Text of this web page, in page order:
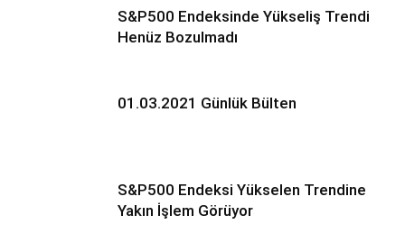
S&P500 Endeksinde Yükseliş Trendi
Henüz Bozulmadı
01.03.2021 Günlük Bülten
S&P500 Endeksi Yükselen Trendine
Yakın İşlem Görüyor